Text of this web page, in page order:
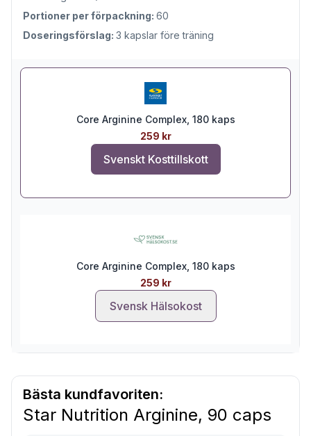
Portioner per förpackning: 60
Doseringsförslag: 3 kapslar före träning
Core Arginine Complex, 180 kaps
259 kr
Svenskt Kosttillskott
Core Arginine Complex, 180 kaps
259 kr
Svensk Hälsokost
Bästa kundfavoriten:
Star Nutrition Arginine, 90 caps